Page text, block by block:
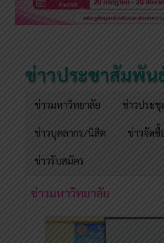
ข่าวประชาสัมพัน
ข่าวมหาวิทยาลัย ข่าวประ
ข่าวบุคลากร/นิสิต ข่าวจัดซื้
ข่าวรับสมัคร
ข่าวมหาวิทยาลัย